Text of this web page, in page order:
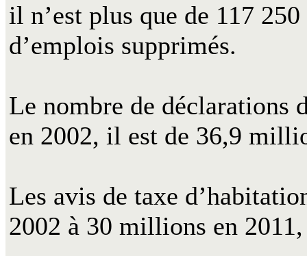
il n’est plus que de 117
d’emplois supprimés.
Le nombre de déclarations
en 2002, il est de 36,9
Les avis de taxe
2002 à 30 millions en